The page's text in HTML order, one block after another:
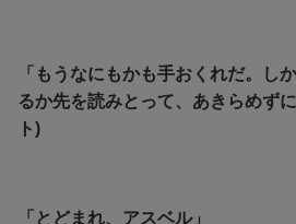
「もうなにもかも手おくれだ。し
るか先を読みとって、あきらめず
ト)
「とどまれ、アスベル」